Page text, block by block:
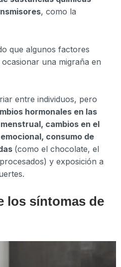
, como la
que algunos factores
una migraña en
entre individuos, pero
hormonales en las
cambios en el
consumo de
(como el chocolate, el
y exposición a
los síntomas de